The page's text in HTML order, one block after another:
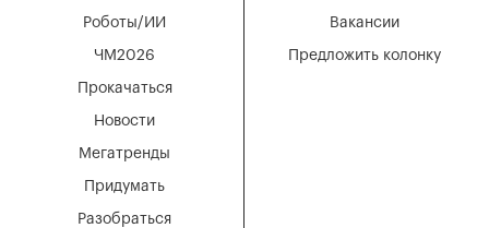
Мегатренды
Придумать
Разобраться
Новости
Роботы/ИИ
ЧМ2026
Прокачаться
Вакансии
Предложить колонку